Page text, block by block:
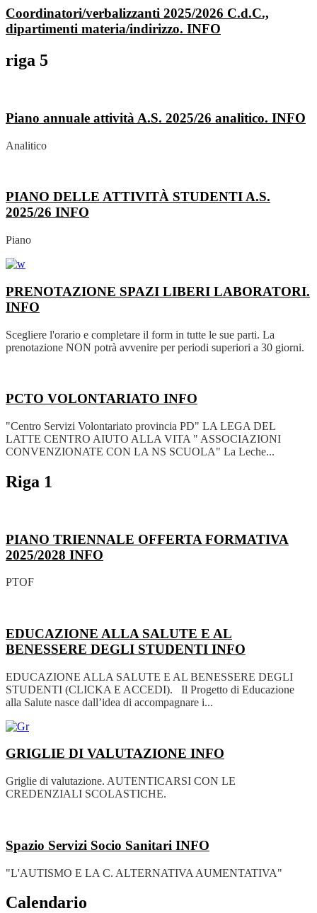
Coordinatori/verbalizzanti 2025/2026 C.d.C.,
dipartimenti materia/indirizzo. INFO
riga 5
Piano annuale attività A.S. 2025/26 analitico. INFO
Analitico
PIANO DELLE ATTIVITÀ STUDENTI A.S.
2025/26 INFO
Piano
PRENOTAZIONE SPAZI LIBERI LABORATORI.
INFO
Scegliere l'orario e completare il form in tutte le sue parti. La
prenotazione NON potrà avvenire per periodi superiori a 30 giorni.
PCTO VOLONTARIATO INFO
"Centro Servizi Volontariato provincia PD" LA LEGA DEL
LATTE CENTRO AIUTO ALLA VITA " ASSOCIAZIONI
CONVENZIONATE CON LA NS SCUOLA" La Leche...
Riga 1
PIANO TRIENNALE OFFERTA FORMATIVA
2025/2028 INFO
PTOF
EDUCAZIONE ALLA SALUTE E AL
BENESSERE DEGLI STUDENTI INFO
EDUCAZIONE ALLA SALUTE E AL BENESSERE DEGLI
STUDENTI (CLICKA E ACCEDI). Il Progetto di Educazione
alla Salute nasce dall’idea di accompagnare i...
GRIGLIE DI VALUTAZIONE INFO
Griglie di valutazione. AUTENTICARSI CON LE
CREDENZIALI SCOLASTICHE.
Spazio Servizi Socio Sanitari INFO
"L'AUTISMO E LA C. ALTERNATIVA AUMENTATIVA"
Calendario